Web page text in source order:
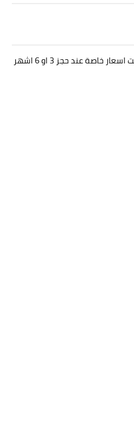
لحجز الاعلانات البنرات والجيست بوست اسعار خاصة عند حجز 3 او 6 اشهر